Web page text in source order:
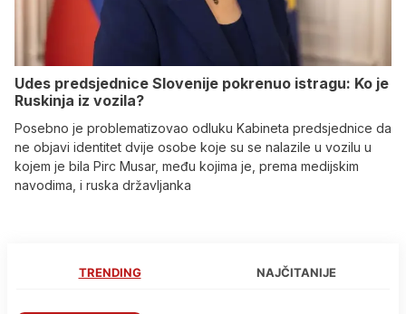
Udes predsjednice Slovenije pokrenuo istragu: Ko je
Ruskinja iz vozila?
Posebno je problematizovao odluku Kabineta predsjednice da
ne objavi identitet dvije osobe koje su se nalazile u vozilu u
kojem je bila Pirc Musar, među kojima je, prema medijskim
navodima, i ruska državljanka
TRENDING NAJČITANIJE